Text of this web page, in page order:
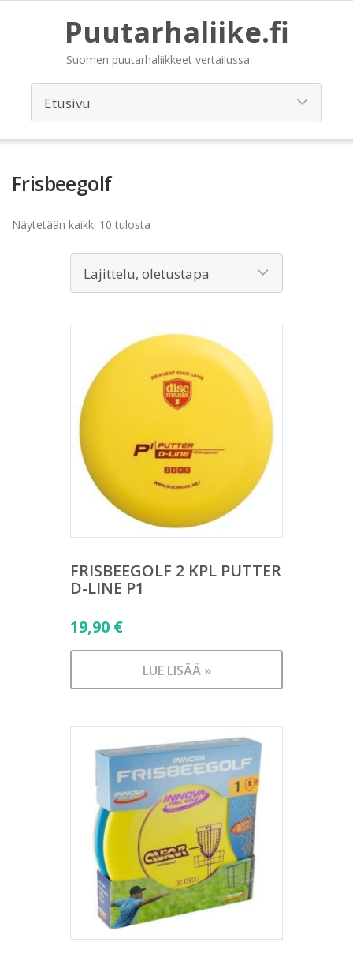
Puutarhaliike.fi
Suomen puutarhaliikkeet vertailussa
Frisbeegolf
Näytetään kaikki 10 tulosta
FRISBEEGOLF 2 KPL PUTTER
D-LINE P1
19,90 €
LUE LISÄÄ »